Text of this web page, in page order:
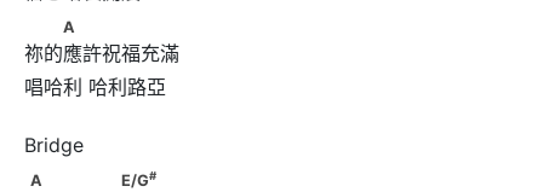
A
A
祢的應許祝福充滿
唱哈利 哈利路亞
A　　　　　E/G
A E/G#